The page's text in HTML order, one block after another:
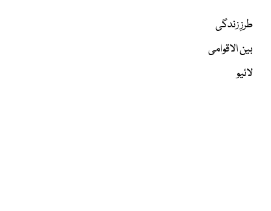
طرزِ زندگی
بین الاقوامی
لائیو